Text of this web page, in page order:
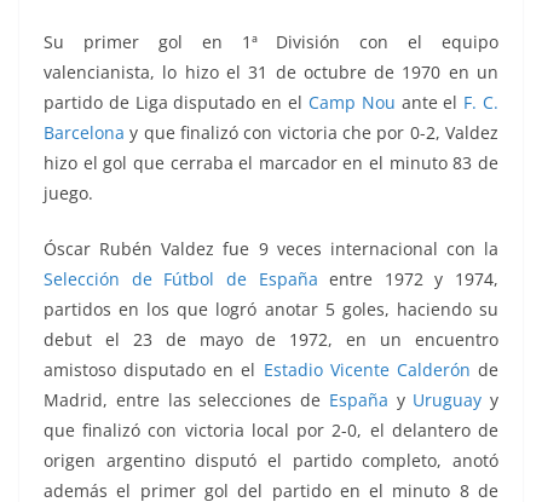
Su primer gol en 1ª División con el equipo
valencianista, lo hizo el 31 de octubre de 1970 en un
partido de Liga disputado en el Camp Nou ante el F. C.
Barcelona y que finalizó con victoria che por 0-2, Valdez
hizo el gol que cerraba el marcador en el minuto 83 de
juego.
Óscar Rubén Valdez fue 9 veces internacional con la
Selección de Fútbol de España entre 1972 y 1974,
partidos en los que logró anotar 5 goles, haciendo su
debut el 23 de mayo de 1972, en un encuentro
amistoso disputado en el Estadio Vicente Calderón de
Madrid, entre las selecciones de España y Uruguay y
que finalizó con victoria local por 2-0, el delantero de
origen argentino disputó el partido completo, anotó
además el primer gol del partido en el minuto 8 de